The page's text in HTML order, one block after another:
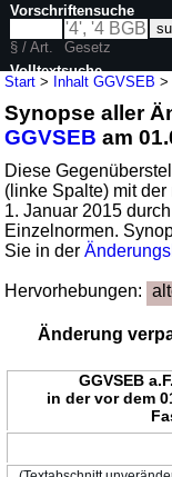
Start > Inhalt GGVSEB
Synopse aller
GGVSEB am
Diese
(linke Spalte) mit
1. Januar 2015
Einzelnormen.
Sie in der
Hervorhebungen:
Änderung
GGVSEB
in der vor dem
Vorschriftensuche
§ / Art.
Gesetz
Volltextsuche
nur in GGVSEB